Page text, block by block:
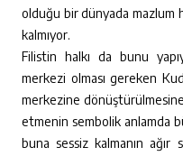
olduğu bir dünyada mazlum
kalmıyor.
Filistin halkı da bunu
merkezi olması gereken
merkezine
etmenin sembolik anlamda
buna sessiz kalmanın ağır